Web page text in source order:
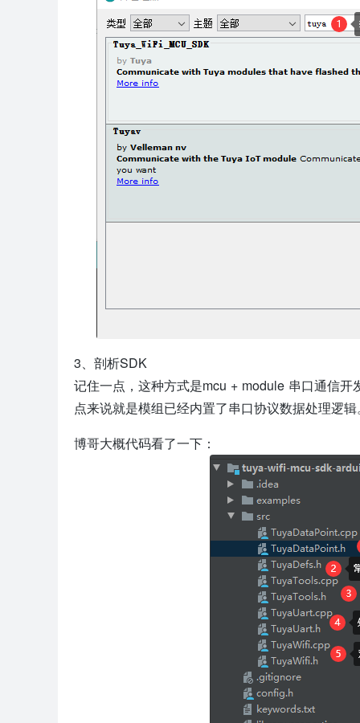
3、剖析SDK
记住一点，这种方式是mcu + module 串口通信
点来说就是模组已经内置了串口协议数据处理逻
博哥大概代码看了一下：